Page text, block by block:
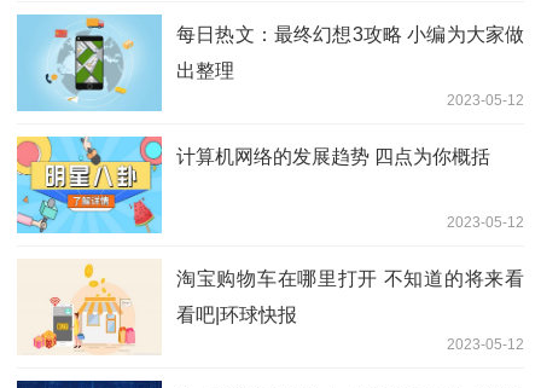
每日热文：最终幻想3攻略 小编为大家做
出整理
2023-05-12
计算机网络的发展趋势 四点为你概括
2023-05-12
淘宝购物车在哪里打开 不知道的将来看
看吧|环球快报
2023-05-12